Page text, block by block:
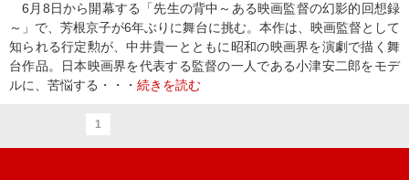
6月8日から開幕する「先生の背中～ある映画監督の幻影的回想録
～」で、芳根京子が6年ぶりに舞台に挑む。本作は、映画監督として
知られる行定勲が、中井貴一とともに昭和の映画界を演劇で描く舞
台作品。日本映画界を代表する監督の一人である小津安二郎をモデ
ルに、苦悩する・・・ 続きを読む
1